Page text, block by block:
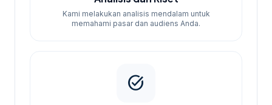
Business
Rp2.000.000
bulan halaman),
Konten SEO
Kami melakukan analisis mendalam untuk
memahami pasar dan audiens Anda.
task_alt